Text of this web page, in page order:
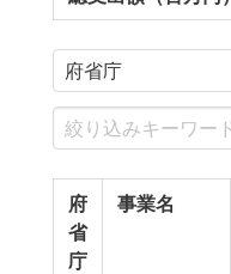
府
省
庁
事業名